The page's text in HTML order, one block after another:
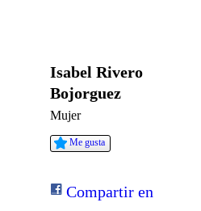
Isabel Rivero
Bojorguez
Mujer
Me gusta
Compartir en